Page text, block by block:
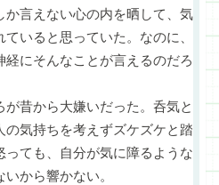
か言えない心の内を晒して、気
いると思っていた。なのに、
にそんなことが言えるのだろ
昔から大嫌いだった。呑気と
の気持ちを考えずズケズケと踏
ても、自分が気に障るような
から響かない。